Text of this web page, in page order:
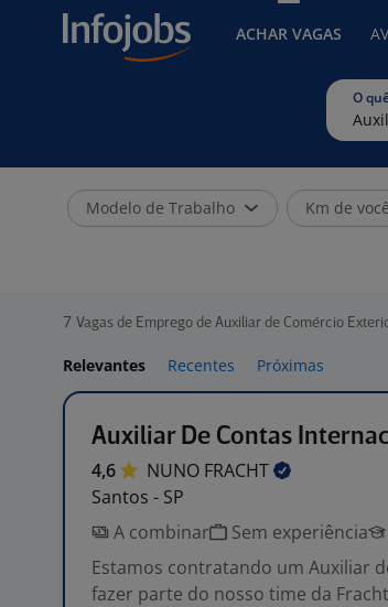
ACHAR VAGAS
O
Modelo de Trabalho Km de você
7 Vagas de Emprego de Auxiliar de Comércio
Relevantes Recentes Próximas
Auxiliar De Contas
4,6 NUNO FRACHT
Santos - SP
A combinar
Sem experiência
Estamos contratando um Auxiliar
fazer parte do nosso time da